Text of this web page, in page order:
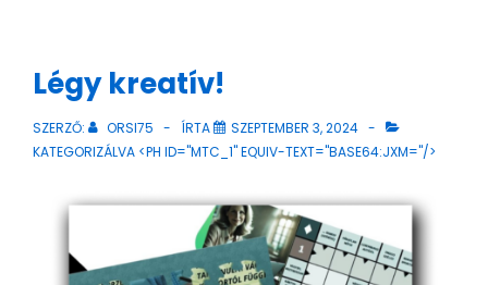
Légy kreatív!
SZERZŐ: ORSI75 ÍRTA
SZEPTEMBER 3, 2024
KATEGORIZÁLVA <PH ID="MTC_1" EQUIV-TEXT="BASE64:JXM="/>